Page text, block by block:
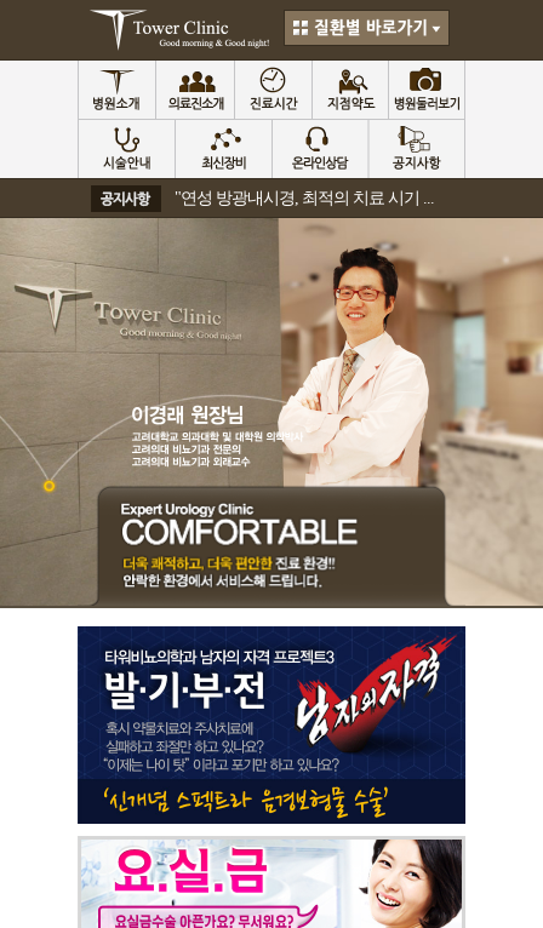
"연성 방광내시경, 최적의 치료 시기 ...